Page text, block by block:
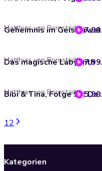
Matthias von Bornstädt
Das
Matthias von Bornstädt
Bibi & Tina,
Matthias von Bornstädt
12
Kategorien